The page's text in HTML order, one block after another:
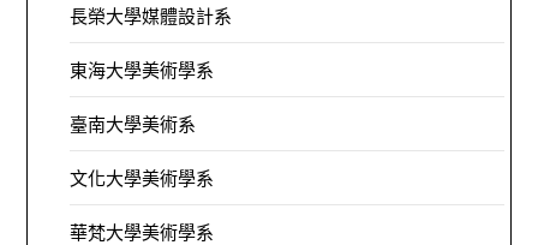
長榮大學媒體設計系
東海大學美術學系
臺南大學美術系
文化大學美術學系
華梵大學美術學系